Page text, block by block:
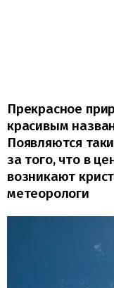
Прекрасное
красивым
Появляются
за того, что в
возникают
метеорологи